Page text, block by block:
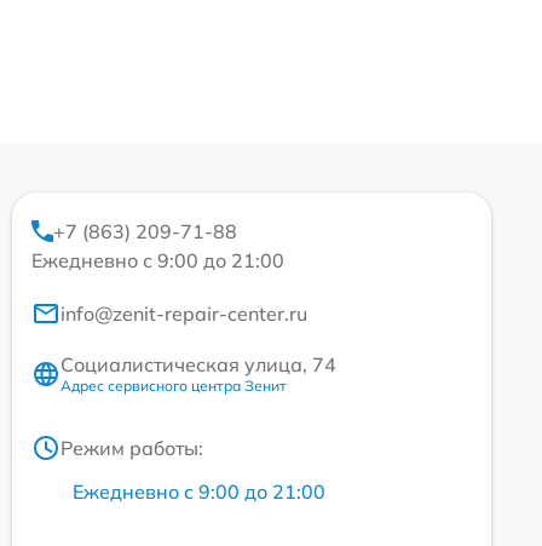
+7 (863) 209-71-88
Ежедневно с 9:00 до 21:00
info@zenit-repair-center.ru
Социалистическая улица, 74
Адрес сервисного центра Зенит
Режим работы:
Ежедневно с 9:00 до 21:00